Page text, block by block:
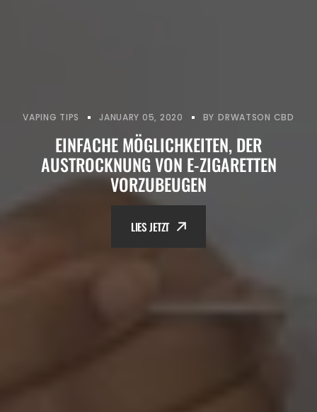
VAPING TIPS JANUARY 05, 2020 BY DRWATSON CBD
EINFACHE MÖGLICHKEITEN, DER
AUSTROCKNUNG VON E-ZIGARETTEN
VORZUBEUGEN
LIES JETZT